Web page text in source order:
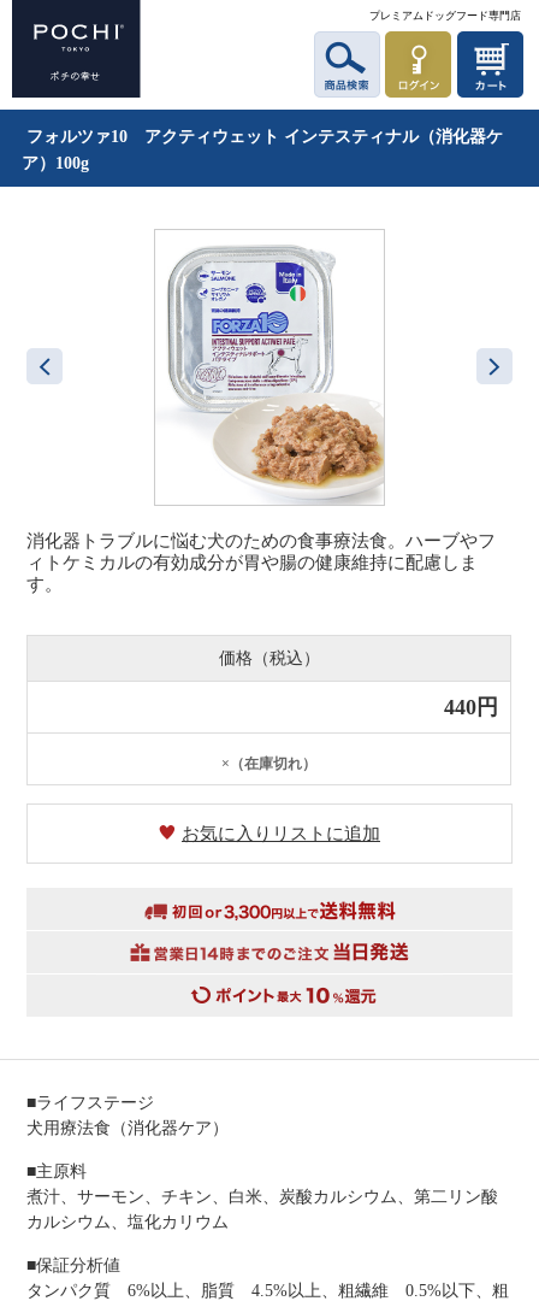
プレミアムドッグフード専門店
フォルツァ10 アクティウェット インテスティナル（消化器ケ
ア）100g
消化器トラブルに悩む犬のための食事療法食。ハーブやフ
ィトケミカルの有効成分が胃や腸の健康維持に配慮しま
す。
価格（税込）
440円
×（在庫切れ）
お気に入りリストに追加
■ライフステージ
犬用療法食（消化器ケア）
■主原料
煮汁、サーモン、チキン、白米、炭酸カルシウム、第二リン酸
カルシウム、塩化カリウム
■保証分析値
タンパク質 6%以上、脂質 4.5%以上、粗繊維 0.5%以下、粗